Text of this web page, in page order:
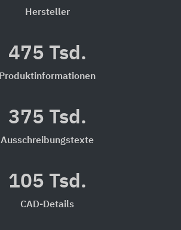
Hersteller
475 Tsd.
Produktinformationen
375 Tsd.
Ausschreibungstexte
105 Tsd.
CAD-Details